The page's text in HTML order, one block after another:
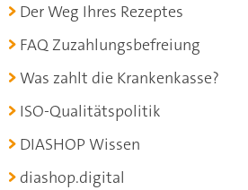
Der Weg Ihres Rezeptes
FAQ Zuzahlungsbefreiung
Was zahlt die Krankenkasse?
ISO-Qualitätspolitik
DIASHOP Wissen
diashop.digital